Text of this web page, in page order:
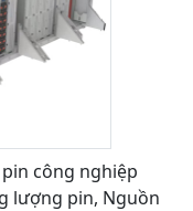
công nghiệp
lượng pin, Nguồn